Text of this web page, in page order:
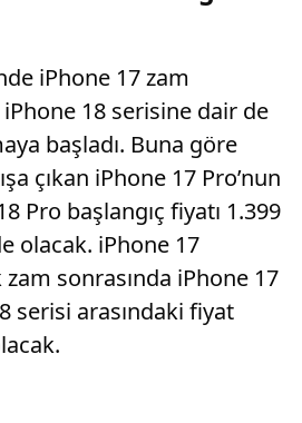
iPhone 17 zam
iPhone 18 serisine dair de
başladı. Buna göre
çıkan iPhone 17 Pro’nun
Pro başlangıç fiyatı 1.399
olacak. iPhone 17
sonrasında iPhone 17
serisi arasındaki fiyat